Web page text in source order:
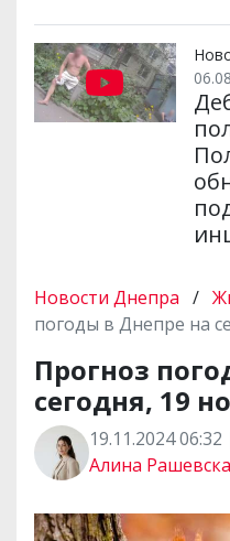
Новости Днепра /
погоды в Днепре на
Прогноз
сегодня, 19
19.11.2024 06:32
Алина